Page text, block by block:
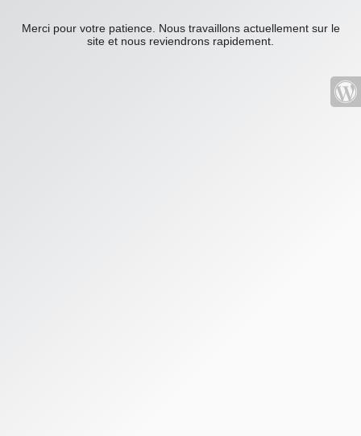
Merci pour votre patience. Nous travaillons actuellement sur le
site et nous reviendrons rapidement.